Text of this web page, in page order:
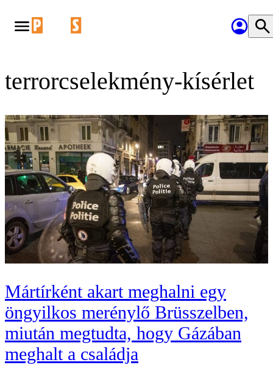
terrorcselekmény-kísérlet
Mártírként akart meghalni egy
öngyilkos merénylő Brüsszelben,
miután megtudta, hogy Gázában
meghalt a családja